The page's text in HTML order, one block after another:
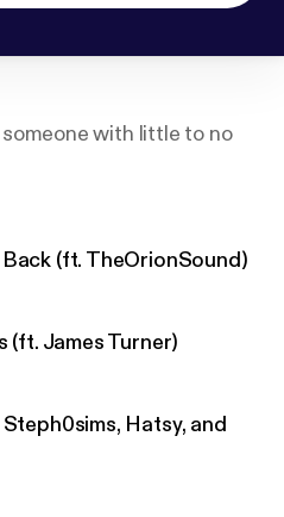
with little to no
(ft. TheOrionSound)
(ft. James Turner)
Hatsy, and